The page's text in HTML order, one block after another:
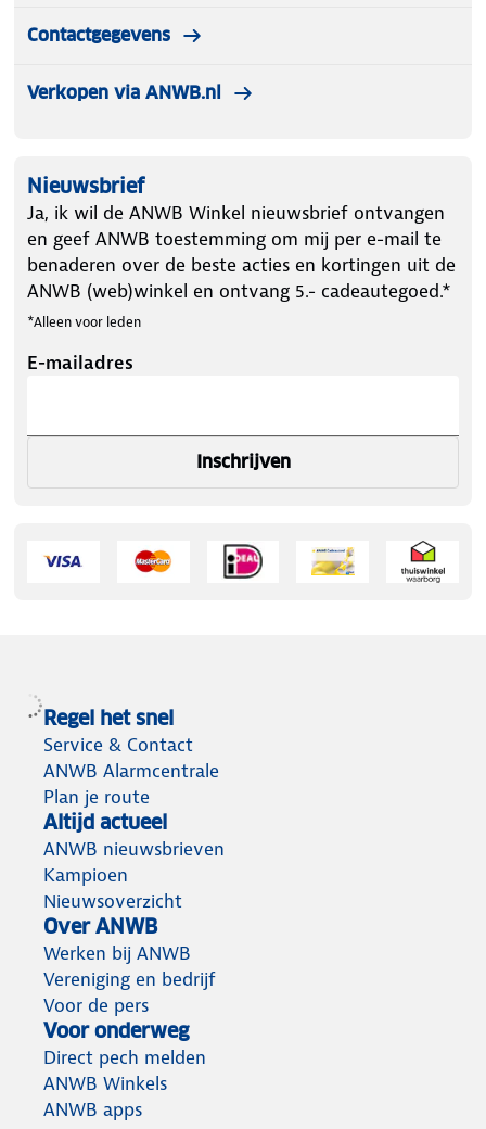
Contactgegevens
Verkopen via ANWB.nl
Nieuwsbrief
Ja, ik wil de ANWB Winkel nieuwsbrief ontvangen
en geef ANWB toestemming om mij per e-mail te
benaderen over de beste acties en kortingen uit de
ANWB (web)winkel en ontvang 5.- cadeautegoed.*
*Alleen voor leden
E-mailadres
Inschrijven
Regel het snel
Service & Contact
ANWB Alarmcentrale
Plan je route
Altijd actueel
ANWB nieuwsbrieven
Kampioen
Nieuwsoverzicht
Over ANWB
Werken bij ANWB
Vereniging en bedrijf
Voor de pers
Voor onderweg
Direct pech melden
ANWB Winkels
ANWB apps